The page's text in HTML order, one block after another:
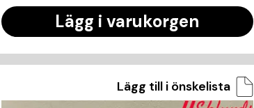
Lägg i varukorgen
Lägg till i önskelista